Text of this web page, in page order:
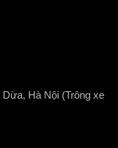
Hà Nội (Trông xe